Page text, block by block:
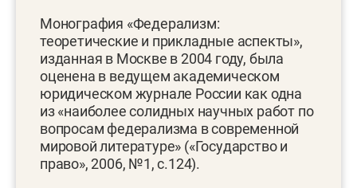
Монография «Федерализм:
теоретические и прикладные аспекты»,
изданная в Москве в 2004 году, была
оценена в ведущем академическом
юридическом журнале России как одна
из «наиболее солидных научных работ по
вопросам федерализма в современной
мировой литературе» («Государство и
право», 2006, №1, с.124).